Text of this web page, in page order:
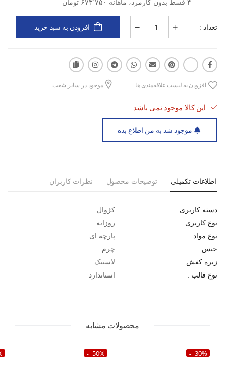
کتانی سامبا محصول کشور ایران بوده و دارای قالب استاندارد می باشد
پس سایز همیشگی خود را جهت خرید انتخاب بفرمایید
تعداد : افزودن به سبد خرید
افزودن به لیست علاقه‌مندی ها موجود در سایر شعب
این کالا موجود نمی باشد
موجود شد به من اطلاع بده
اطلاعات تکمیلی توضیحات محصول نظرات کاربران
دسته کاربری : کژوال
نوع کاربری : روزانه
نوع مواد : پارچه ای
جنس : چرم
زیره کفش : لاستیک
نوع قالب : استاندارد
محصولات مشابه
30%
50%